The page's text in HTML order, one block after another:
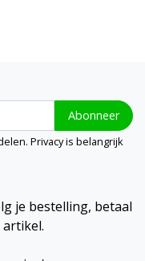
Abonneer
Privacy is belangrijk
je bestelling, betaal